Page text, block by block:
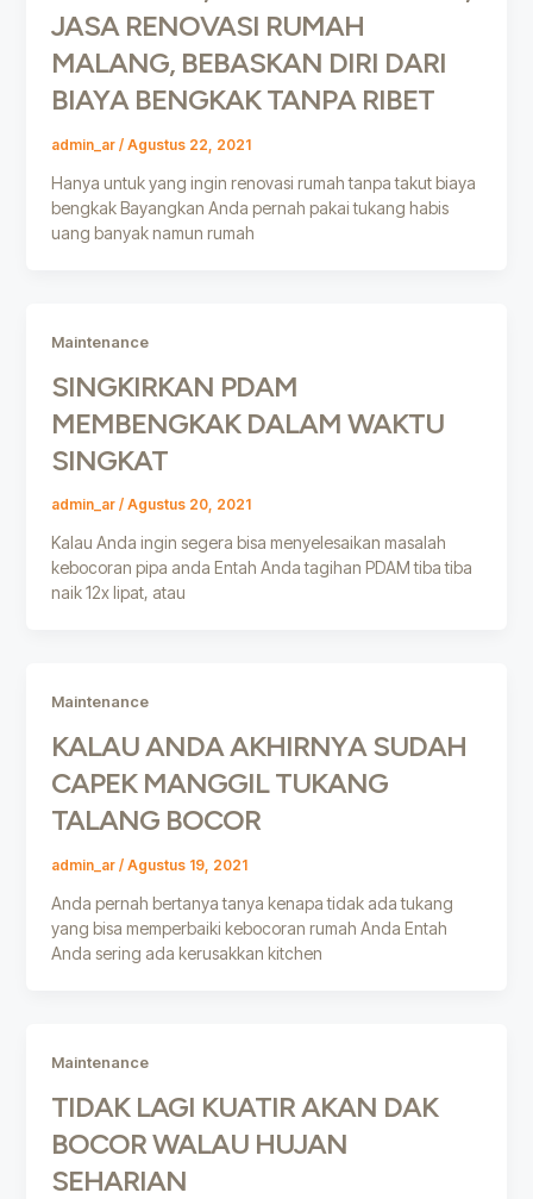
JASA RENOVASI RUMAH
MALANG, BEBASKAN DIRI DARI
BIAYA BENGKAK TANPA RIBET
admin_ar / Agustus 22, 2021
Hanya untuk yang ingin renovasi rumah tanpa takut biaya
bengkak Bayangkan Anda pernah pakai tukang habis
uang banyak namun rumah
Maintenance
SINGKIRKAN PDAM
MEMBENGKAK DALAM WAKTU
SINGKAT
admin_ar / Agustus 20, 2021
Kalau Anda ingin segera bisa menyelesaikan masalah
kebocoran pipa anda Entah Anda tagihan PDAM tiba tiba
naik 12x lipat, atau
Maintenance
KALAU ANDA AKHIRNYA SUDAH
CAPEK MANGGIL TUKANG
TALANG BOCOR
admin_ar / Agustus 19, 2021
Anda pernah bertanya tanya kenapa tidak ada tukang
yang bisa memperbaiki kebocoran rumah Anda Entah
Anda sering ada kerusakkan kitchen
Maintenance
TIDAK LAGI KUATIR AKAN DAK
BOCOR WALAU HUJAN
SEHARIAN